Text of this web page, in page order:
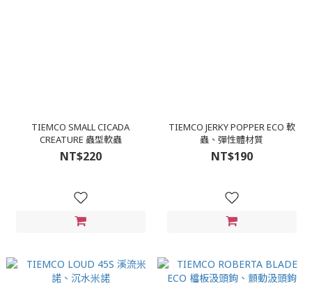
TIEMCO SMALL CICADA
CREATURE 蟲型軟蟲
NT$220
TIEMCO JERKY POPPER ECO 軟
蟲、彈性體材質
NT$190